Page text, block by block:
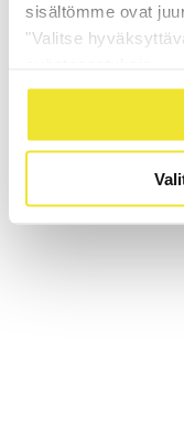
sisältömme ovat
"Valitse